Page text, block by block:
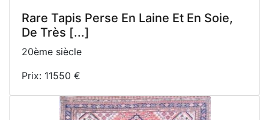
Rare Tapis Perse En Laine Et En Soie,
De Très [...]
20ème siècle
Prix: 11550 €